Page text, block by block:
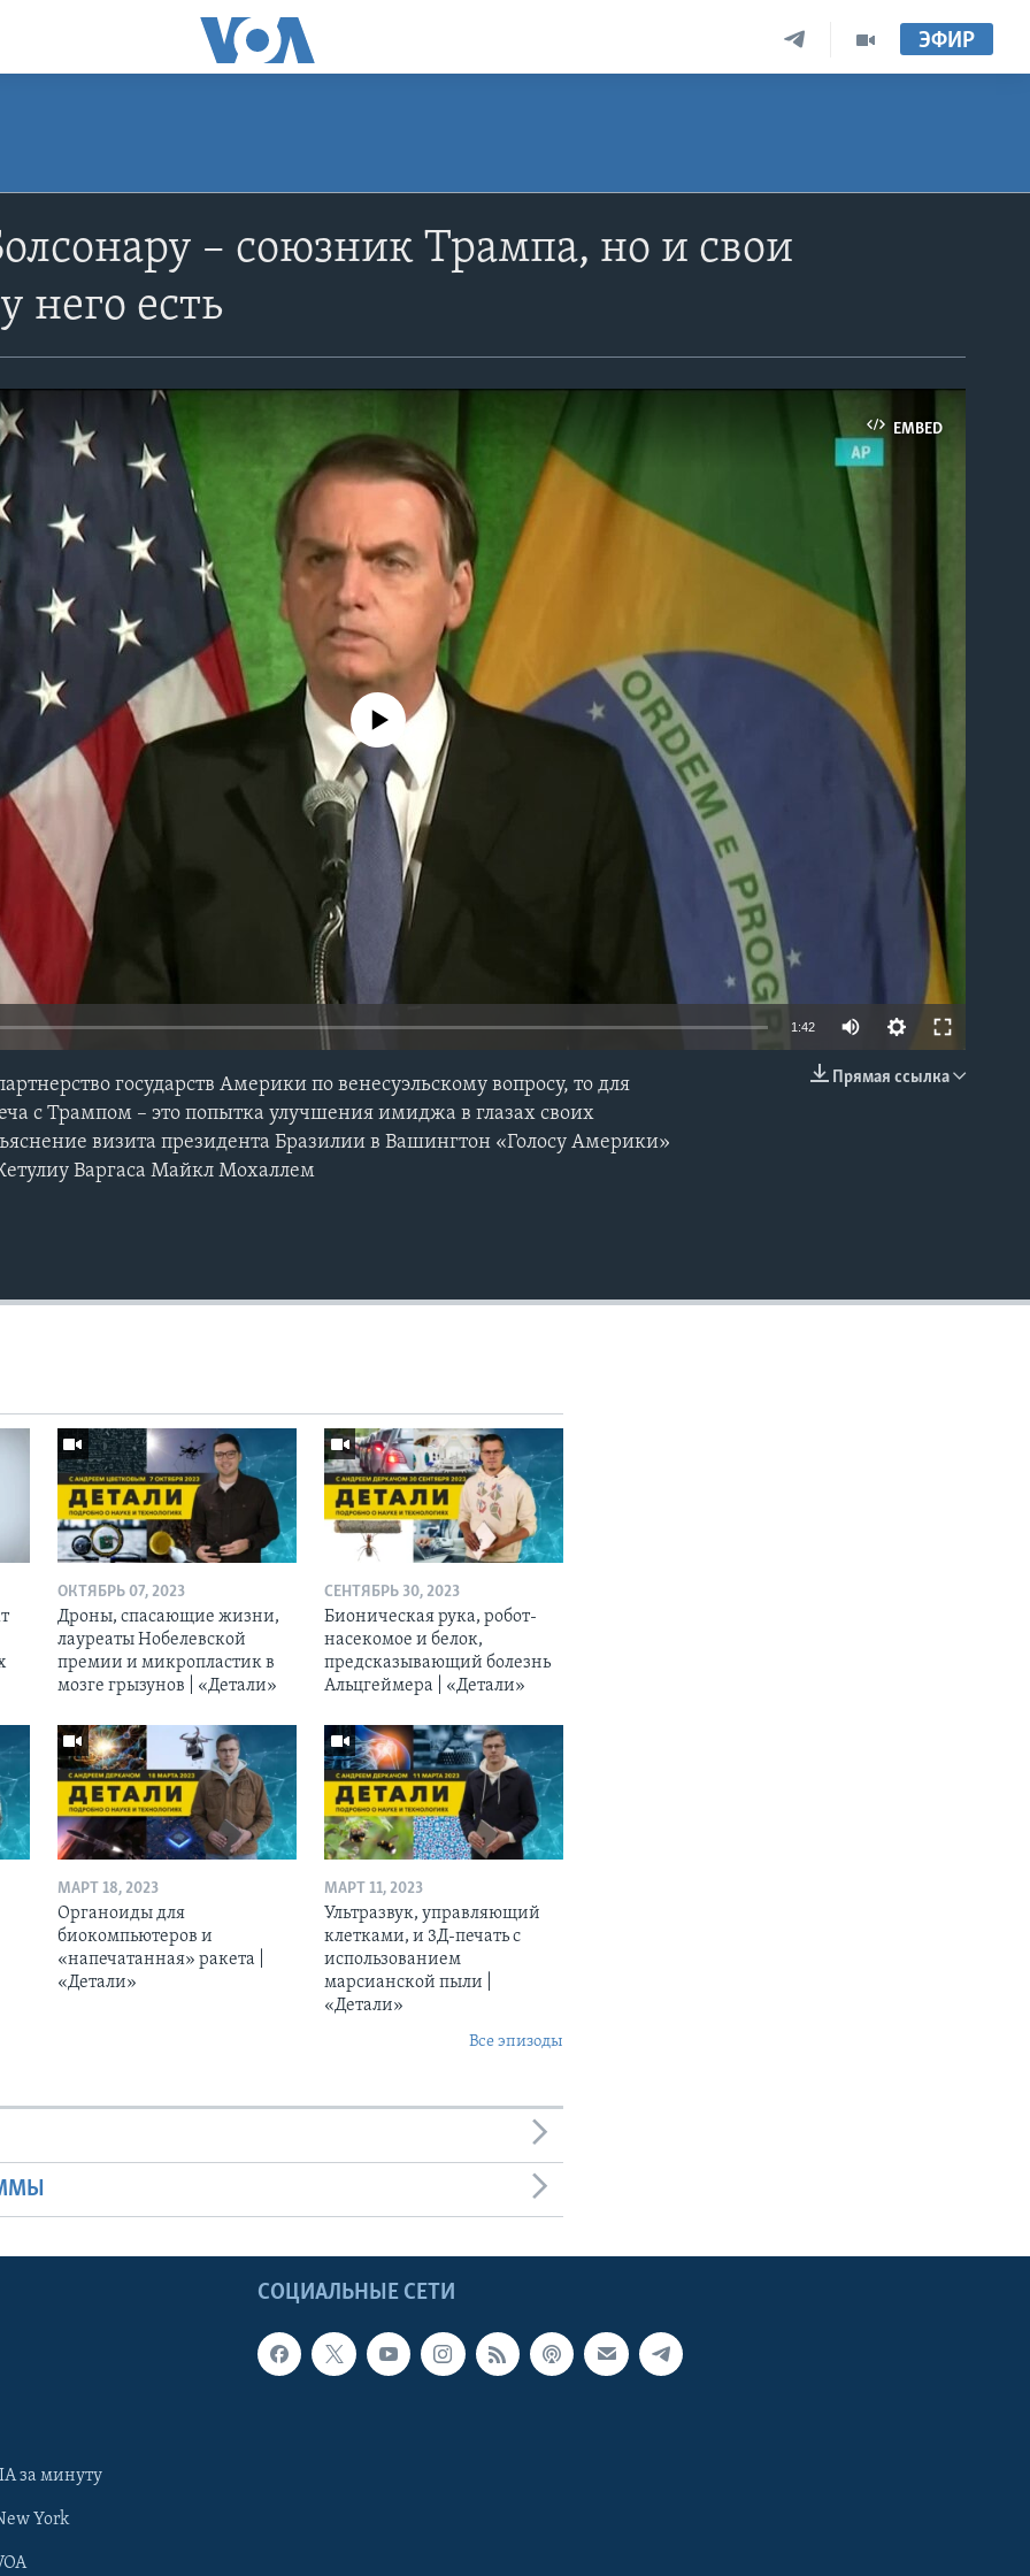
ЭФИР
– союзник Трампа, но и свои
него есть
EMBED
No media source currently available
1:42
Прямая ссылка
государств Америки по венесуэльскому вопросу, то для
с Трампом – это попытка улучшения имиджа в глазах своих
визита президента Бразилии в Вашингтон «Голосу Америки»
Варгаса Майкл Мохаллем
ОКТЯБРЬ 07, 2023
Дроны, спасающие жизни,
лауреаты Нобелевской
премии и микропластик в
мозге грызунов | «Детали»
СЕНТЯБРЬ 30, 2023
Бионическая рука, робот-
насекомое и белок,
предсказывающий болезнь
Альцгеймера | «Детали»
МАРТ 18, 2023
Органоиды для
биокомпьютеров и
«напечатанная» ракета |
«Детали»
МАРТ 11, 2023
Ультразвук, управляющий
клетками, и 3Д-печать c
использованием
марсианской пыли |
«Детали»
Все эпизоды
СОЦИАЛЬНЫЕ СЕТИ
за минуту
York